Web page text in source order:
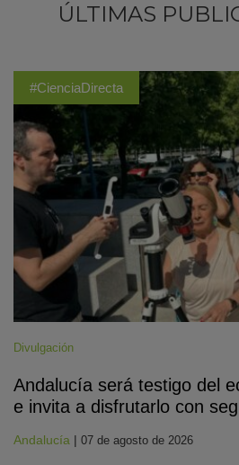
ÚLTIMAS
#CienciaDirecta
Divulgación
Andalucía será testigo del
e invita a disfrutarlo con
Andalucía | 07 de agosto de 2026